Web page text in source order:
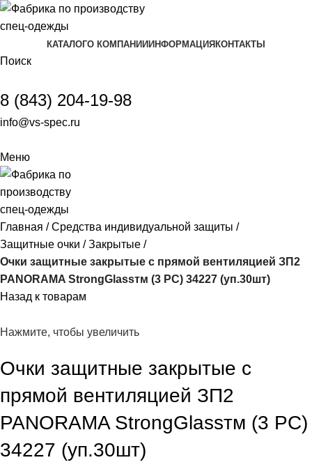
КАТАЛОГО КОМПАНИИ ИНФОРМАЦИЯ КОНТАКТЫ
Поиск
8 (843) 204-19-98
info@vs-spec.ru
Меню
Главная
Средства индивидуальной защиты
Защитные очки
Закрытые
Очки защитные закрытые с прямой вентиляцией ЗП2
PANORAMA StrongGlassтм (3 PC) 34227 (уп.30шт)
Назад к товарам
Нажмите, чтобы увеличить
Очки защитные закрытые с
прямой вентиляцией ЗП2
PANORAMA StrongGlassтм (3 PC)
34227 (уп.30шт)